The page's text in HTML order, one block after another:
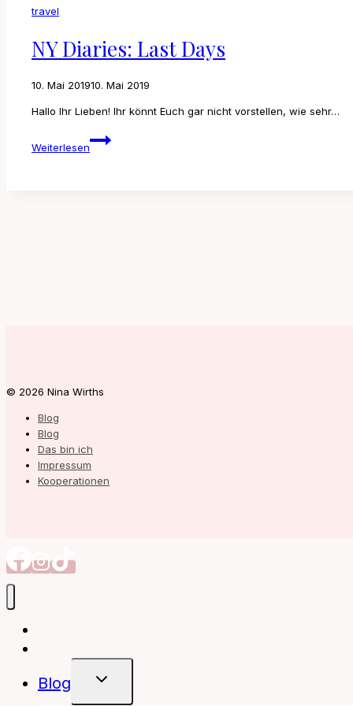
travel
NY Diaries: Last Days
10. Mai 201910. Mai 2019
Hallo Ihr Lieben! Ihr könnt Euch gar nicht vorstellen, wie sehr…
Weiterlesen
NY
Diaries:
© 2026 Nina Wirths
Blog
Blog
Das bin ich
Impressum
Kooperationen
Blog
Untermenü